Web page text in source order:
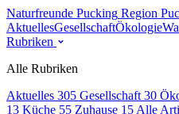
Naturfreunde Pucking Region
AktuellesGesellschaftÖkologie
Rubriken
Alle Rubriken
Aktuelles 305 Gesellschaft 30
13 Küche 55 Zuhause 15 Alle